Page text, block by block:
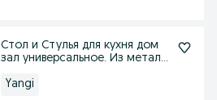
Стол и Стулья для кухня дом
зал универсальное. Из металл
Yangi